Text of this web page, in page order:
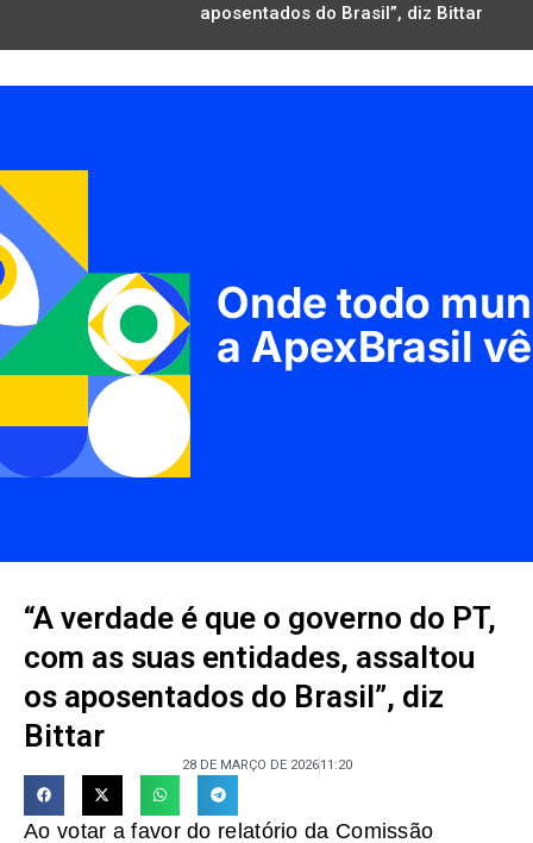
aposentados do Brasil”, diz Bittar
“A verdade é que o governo do PT,
com as suas entidades, assaltou
os aposentados do Brasil”, diz
Bittar
28 DE MARÇO DE 202611:20
Ao votar a favor do relatório da Comissão